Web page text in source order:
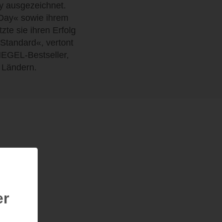
ausgezeichnet.
sowie ihrem
sie ihren Erfolg
vertont
Bestseller,